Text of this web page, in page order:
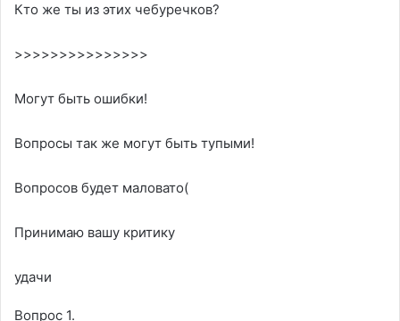
Кто же ты из этих чебуречков?
>>>>>>>>>>>>>>>
Могут быть ошибки!
Вопросы так же могут быть тупыми!
Вопросов будет маловато(
Принимаю вашу критику
удачи
Вопрос 1.